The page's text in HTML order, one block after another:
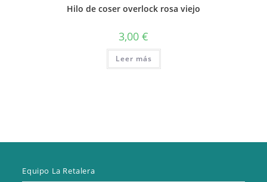
Hilo de coser overlock rosa viejo
3,00 €
Leer más
Equipo La Retalera